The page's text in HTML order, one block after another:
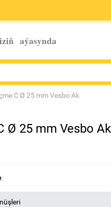
aýasynda
C Ø 25 mm Vesbo Ak
Ø 25 mm Vesbo Ak